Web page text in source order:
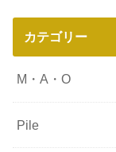
カテゴリー
M・A・O
Pile